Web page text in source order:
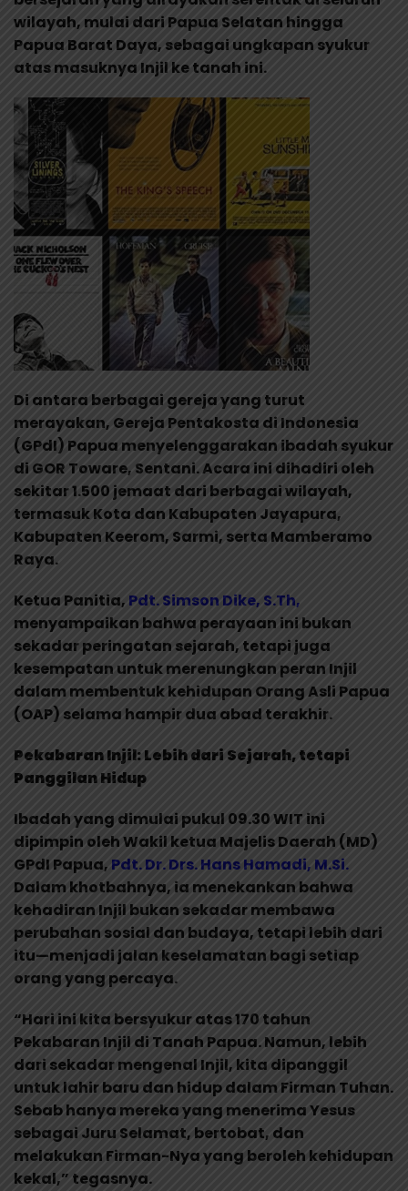
wilayah, mulai dari Papua Selatan hingga
Papua Barat Daya, sebagai ungkapan syukur
atas masuknya Injil ke tanah ini.
Di antara berbagai gereja yang turut
merayakan, Gereja Pentakosta di Indonesia
(GPdI) Papua menyelenggarakan ibadah syukur
di GOR Toware, Sentani. Acara ini dihadiri oleh
sekitar 1.500 jemaat dari berbagai wilayah,
termasuk Kota dan Kabupaten Jayapura,
Kabupaten Keerom, Sarmi, serta Mamberamo
Raya.
Ketua Panitia, Pdt. Simson Dike, S.Th,
menyampaikan bahwa perayaan ini bukan
sekadar peringatan sejarah, tetapi juga
kesempatan untuk merenungkan peran Injil
dalam membentuk kehidupan Orang Asli Papua
(OAP) selama hampir dua abad terakhir.
Pekabaran Injil: Lebih dari Sejarah, tetapi
Panggilan Hidup
Ibadah yang dimulai pukul 09.30 WIT ini
dipimpin oleh Wakil ketua Majelis Daerah (MD)
GPdI Papua, Pdt. Dr. Drs. Hans Hamadi, M.Si.
Dalam khotbahnya, ia menekankan bahwa
kehadiran Injil bukan sekadar membawa
perubahan sosial dan budaya, tetapi lebih dari
itu—menjadi jalan keselamatan bagi setiap
orang yang percaya.
“Hari ini kita bersyukur atas 170 tahun
Pekabaran Injil di Tanah Papua. Namun, lebih
dari sekadar mengenal Injil, kita dipanggil
untuk lahir baru dan hidup dalam Firman Tuhan.
Sebab hanya mereka yang menerima Yesus
sebagai Juru Selamat, bertobat, dan
melakukan Firman-Nya yang beroleh kehidupan
kekal,” tegasnya.